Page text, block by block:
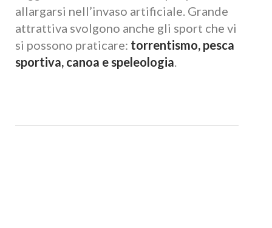
allargarsi nell’invaso artificiale. Grande
attrattiva svolgono anche gli sport che vi
si possono praticare: torrentismo, pesca
sportiva, canoa e speleologia